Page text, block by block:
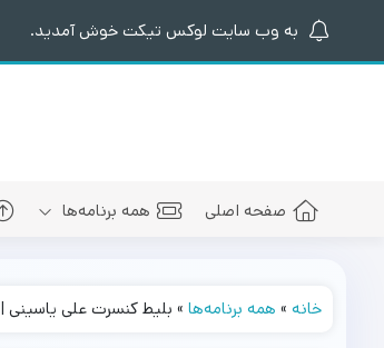
به وب سایت لوکس تیکت خوش آمدید.
صفحه اصلی همه برنامه‌ها
خانه» همه برنامه‌ها» بلیط کنسرت علی یاسینی | 11 آبان 1403